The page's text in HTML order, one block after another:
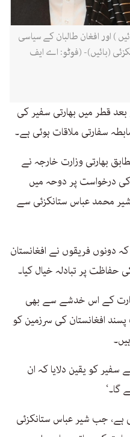
) اور افغان طالبان کے سیاسی
(بائیں)- (فوٹو: اے ایف
بعد قطر میں بھارتی سفیر کی
سفارتی ملاقات ہوئی ہے۔
بھارتی وزارت خارجہ نے
کی درخواست پر دوحہ میں
محمد عباس ستانکزئی سے
دونوں فریقوں نے افغانستان
حفاظت پر تبادلہ خیال کیا۔
کے اس خدشے سے بھی
افغانستان کی سرزمین کو
سفیر کو یقین دلایا کہ ان
گا۔‘
ہے، جب شیر عباس ستانکزئی